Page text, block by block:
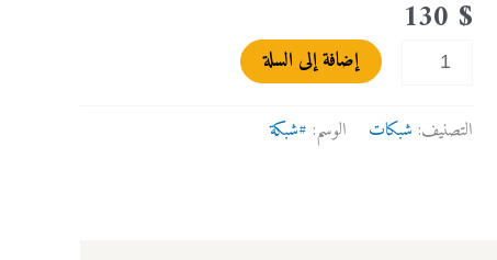
130 $
لنك
نقل
إضافة إلى السلة
التصنيف: شبكات الوسم: #شبكة